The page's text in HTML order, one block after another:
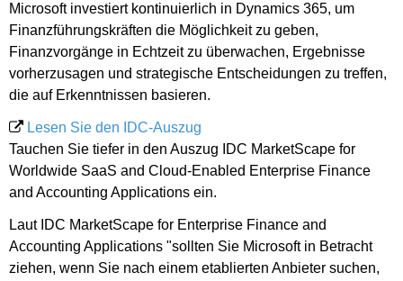
Microsoft investiert kontinuierlich in Dynamics 365, um
Finanzführungskräften die Möglichkeit zu geben,
Finanzvorgänge in Echtzeit zu überwachen, Ergebnisse
vorherzusagen und strategische Entscheidungen zu treffen,
die auf Erkenntnissen basieren.
Lesen Sie den IDC-Auszug
Tauchen Sie tiefer in den Auszug IDC MarketScape for
Worldwide SaaS and Cloud-Enabled Enterprise Finance
and Accounting Applications ein.
Laut IDC MarketScape for Enterprise Finance and
Accounting Applications "sollten Sie Microsoft in Betracht
ziehen, wenn Sie nach einem etablierten Anbieter suchen,